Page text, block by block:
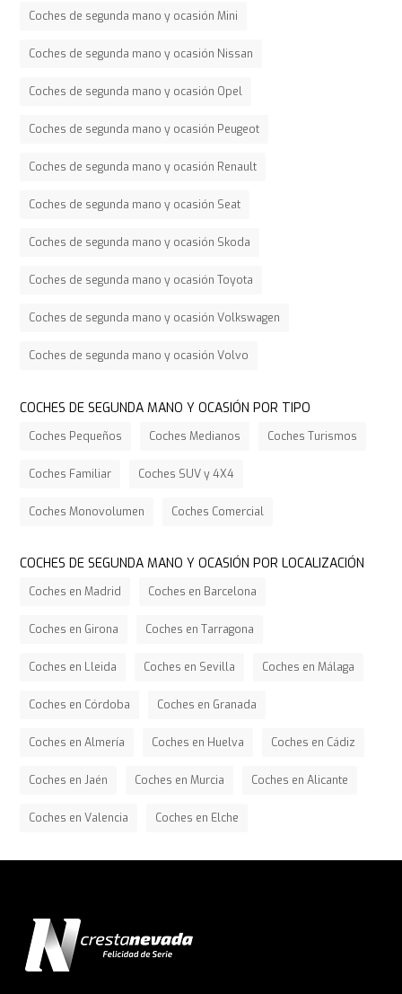
Coches de segunda mano y ocasión Mini
Coches de segunda mano y ocasión Nissan
Coches de segunda mano y ocasión Opel
Coches de segunda mano y ocasión Peugeot
Coches de segunda mano y ocasión Renault
Coches de segunda mano y ocasión Seat
Coches de segunda mano y ocasión Skoda
Coches de segunda mano y ocasión Toyota
Coches de segunda mano y ocasión Volkswagen
Coches de segunda mano y ocasión Volvo
COCHES DE SEGUNDA MANO Y OCASIÓN POR TIPO
Coches Pequeños Coches Medianos Coches Turismos
Coches Familiar Coches SUV y 4X4
Coches Monovolumen Coches Comercial
COCHES DE SEGUNDA MANO Y OCASIÓN POR LOCALIZACIÓN
Coches en Madrid Coches en Barcelona
Coches en Girona Coches en Tarragona
Coches en Lleida Coches en Sevilla Coches en Málaga
Coches en Córdoba Coches en Granada
Coches en Almería Coches en Huelva Coches en Cádiz
Coches en Jaén Coches en Murcia Coches en Alicante
Coches en Valencia Coches en Elche